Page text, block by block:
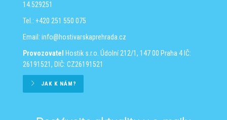
14.529251
Tel.: +420 251 550 075
Email: info@hostivarskaprehrada.cz
Provozovatel
Hostik s.r.o. Údolní 212/1, 147 00 Praha 4 IČ:
26191521, DIČ: CZ26191521
JAK K NÁM?